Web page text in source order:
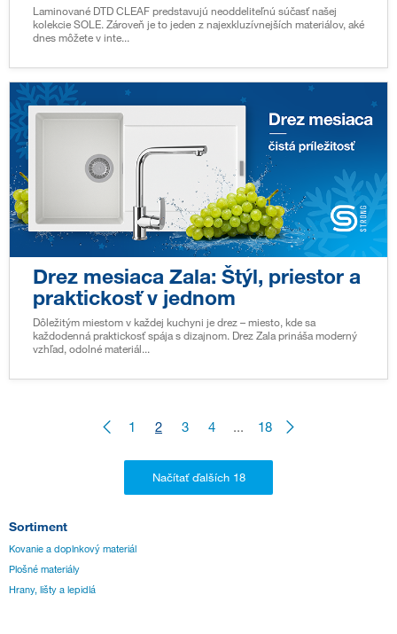
Laminované DTD CLEAF predstavujú neoddeliteľnú súčasť našej
kolekcie SOLE. Zároveň je to jeden z najexkluzívnejších materiálov, aké
dnes môžete v inte...
Drez mesiaca Zala: Štýl, priestor a
praktickosť v jednom
Dôležitým miestom v každej kuchyni je drez – miesto, kde sa
každodenná praktickosť spája s dizajnom. Drez Zala prináša moderný
vzhľad, odolné materiál...
1 2 3 4 ... 18
Sortiment
Kovanie a doplnkový materiál
Plošné materiály
Hrany, lišty a lepidlá